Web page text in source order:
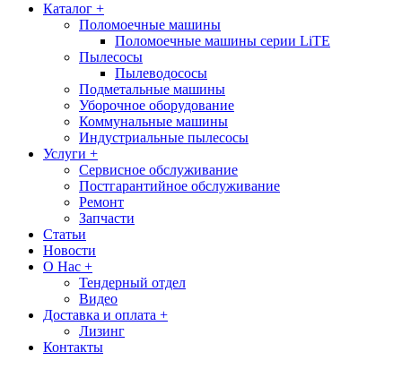
Каталог +
Поломоечные машины
Поломоечные машины серии LiTE
Пылесосы
Пылеводососы
Подметальные машины
Уборочное оборудование
Коммунальные машины
Индустриальные пылесосы
Услуги +
Сервисное обслуживание
Постгарантийное обслуживание
Ремонт
Запчасти
Статьи
Новости
О Нас +
Тендерный отдел
Видео
Доставка и оплата +
Лизинг
Контакты